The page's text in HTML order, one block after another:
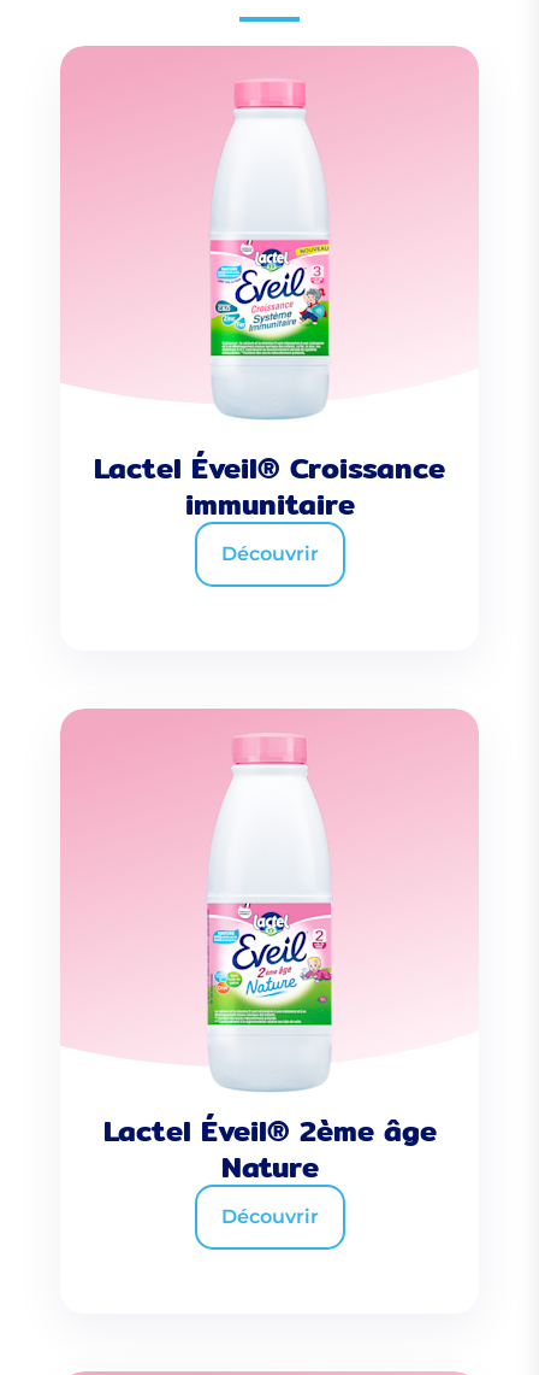
Lactel Éveil® Croissance
immunitaire
Découvrir
Lactel Éveil® 2ème âge
Nature
Découvrir